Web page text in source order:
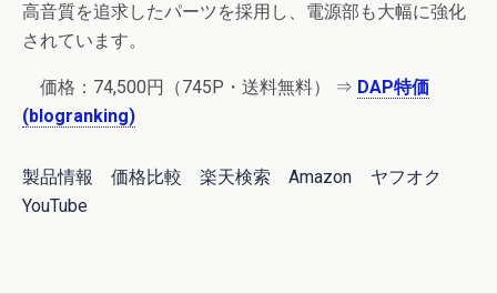
高音質を追求したパーツを採用し、電源部も大幅に強化
されています。
価格：74,500円（745P・送料無料） ⇒ DAP特価
(blogranking)
製品情報 価格比較 楽天検索 Amazon
ヤフオク
YouTube